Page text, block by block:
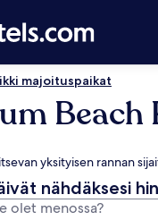
majoituspaikat
Beach
yksityisen rannan
nähdäksesi
olet menossa?